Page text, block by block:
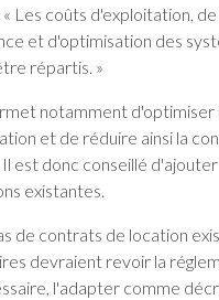
Les coûts d'exploitation,
et d'optimisation des
répartis. »
notamment
et de réduire ainsi la
Il est donc conseillé
existantes.
de contrats de location
devraient revoir la
l'adapter comme